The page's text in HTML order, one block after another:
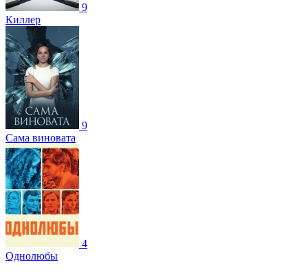
9
Киллер
9
Сама виновата
4
Однолюбы